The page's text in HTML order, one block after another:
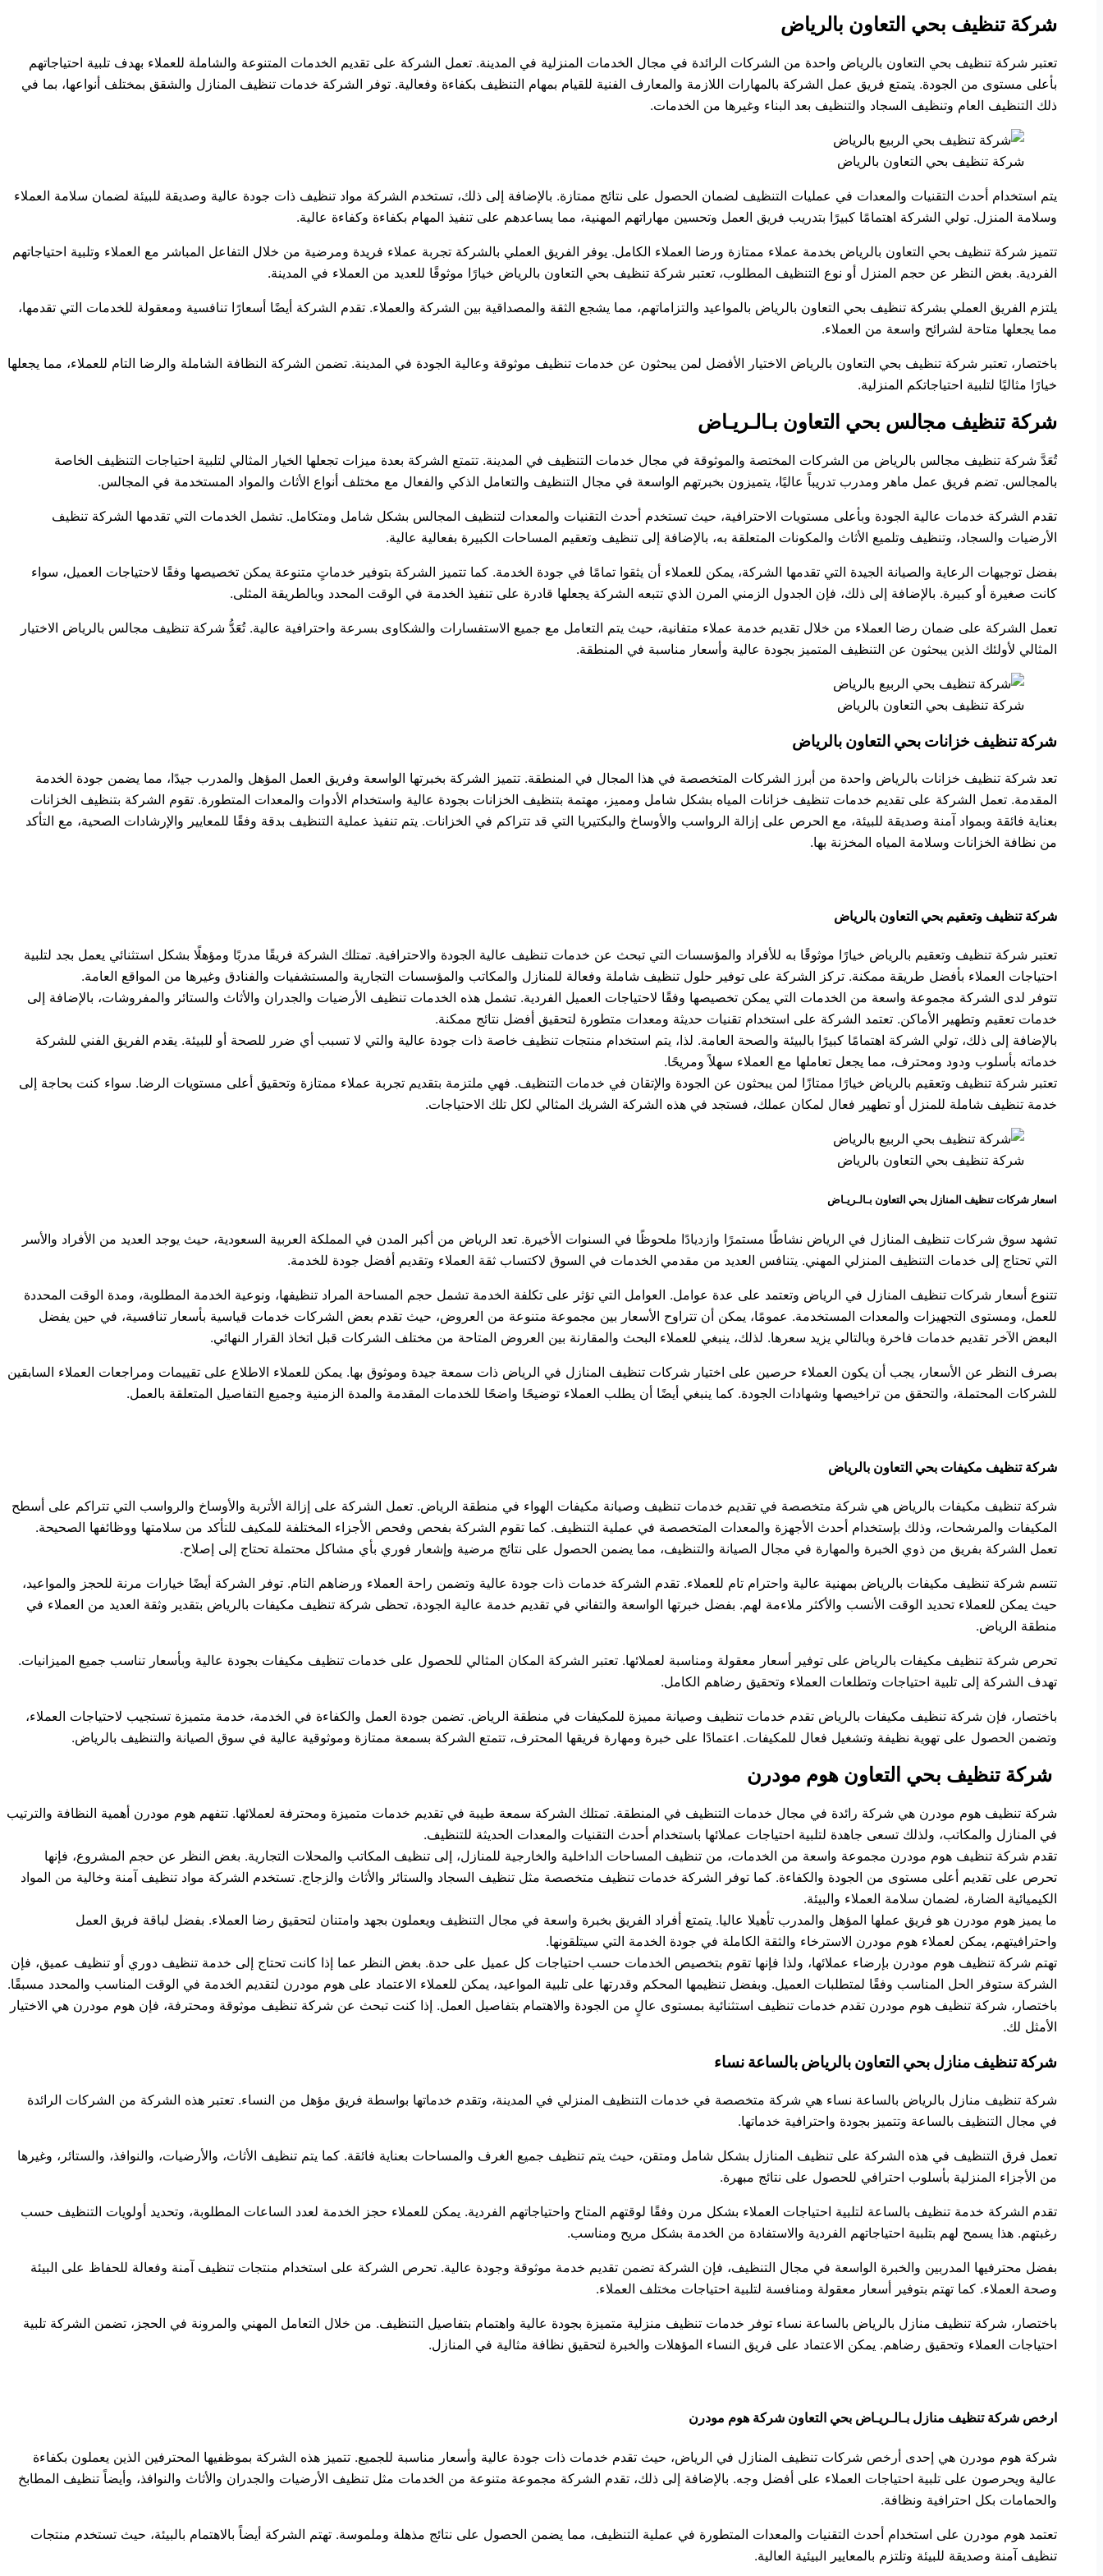
شركة تنظيف بحي التعاون بالرياض
تعتبر شركة تنظيف بحي التعاون بالرياض واحدة من الشركات الرائدة في مجال الخدمات المنزلية في المدينة. تعمل الشركة على تقديم الخدمات المتنوعة والشاملة للعملاء بهدف تلبية احتياجاتهم
بأعلى مستوى من الجودة. يتمتع فريق عمل الشركة بالمهارات اللازمة والمعارف الفنية للقيام بمهام التنظيف بكفاءة وفعالية. توفر الشركة خدمات تنظيف المنازل والشقق بمختلف أنواعها، بما في
ذلك التنظيف العام وتنظيف السجاد والتنظيف بعد البناء وغيرها من الخدمات.
شركة تنظيف بحي التعاون بالرياض
يتم استخدام أحدث التقنيات والمعدات في عمليات التنظيف لضمان الحصول على نتائج ممتازة. بالإضافة إلى ذلك، تستخدم الشركة مواد تنظيف ذات جودة عالية وصديقة للبيئة لضمان سلامة العملاء
وسلامة المنزل. تولي الشركة اهتمامًا كبيرًا بتدريب فريق العمل وتحسين مهاراتهم المهنية، مما يساعدهم على تنفيذ المهام بكفاءة وكفاءة عالية.
تتميز شركة تنظيف بحي التعاون بالرياض بخدمة عملاء ممتازة ورضا العملاء الكامل. يوفر الفريق العملي بالشركة تجربة عملاء فريدة ومرضية من خلال التفاعل المباشر مع العملاء وتلبية احتياجاتهم
الفردية. بغض النظر عن حجم المنزل أو نوع التنظيف المطلوب، تعتبر شركة تنظيف بحي التعاون بالرياض خيارًا موثوقًا للعديد من العملاء في المدينة.
يلتزم الفريق العملي بشركة تنظيف بحي التعاون بالرياض بالمواعيد والتزاماتهم، مما يشجع الثقة والمصداقية بين الشركة والعملاء. تقدم الشركة أيضًا أسعارًا تنافسية ومعقولة للخدمات التي تقدمها،
مما يجعلها متاحة لشرائح واسعة من العملاء.
باختصار، تعتبر شركة تنظيف بحي التعاون بالرياض الاختيار الأفضل لمن يبحثون عن خدمات تنظيف موثوقة وعالية الجودة في المدينة. تضمن الشركة النظافة الشاملة والرضا التام للعملاء، مما يجعلها
خيارًا مثاليًا لتلبية احتياجاتكم المنزلية.
شركة تنظيف مجالس بحي التعاون بـالـريـاض
تُعَدَّ شركة تنظيف مجالس بالرياض من الشركات المختصة والموثوقة في مجال خدمات التنظيف في المدينة. تتمتع الشركة بعدة ميزات تجعلها الخيار المثالي لتلبية احتياجات التنظيف الخاصة
بالمجالس. تضم فريق عمل ماهر ومدرب تدريباً عاليًا، يتميزون بخبرتهم الواسعة في مجال التنظيف والتعامل الذكي والفعال مع مختلف أنواع الأثاث والمواد المستخدمة في المجالس.
تقدم الشركة خدمات عالية الجودة وبأعلى مستويات الاحترافية، حيث تستخدم أحدث التقنيات والمعدات لتنظيف المجالس بشكل شامل ومتكامل. تشمل الخدمات التي تقدمها الشركة تنظيف
الأرضيات والسجاد، وتنظيف وتلميع الأثاث والمكونات المتعلقة به، بالإضافة إلى تنظيف وتعقيم المساحات الكبيرة بفعالية عالية.
بفضل توجيهات الرعاية والصيانة الجيدة التي تقدمها الشركة، يمكن للعملاء أن يثقوا تمامًا في جودة الخدمة. كما تتميز الشركة بتوفير خدماتٍ متنوعة يمكن تخصيصها وفقًا لاحتياجات العميل، سواء
كانت صغيرة أو كبيرة. بالإضافة إلى ذلك، فإن الجدول الزمني المرن الذي تتبعه الشركة يجعلها قادرة على تنفيذ الخدمة في الوقت المحدد وبالطريقة المثلى.
تعمل الشركة على ضمان رضا العملاء من خلال تقديم خدمة عملاء متفانية، حيث يتم التعامل مع جميع الاستفسارات والشكاوى بسرعة واحترافية عالية. تُعَدُّ شركة تنظيف مجالس بالرياض الاختيار
المثالي لأولئك الذين يبحثون عن التنظيف المتميز بجودة عالية وأسعار مناسبة في المنطقة.
شركة تنظيف بحي التعاون بالرياض
شركة تنظيف خزانات بحي التعاون بالرياض
تعد شركة تنظيف خزانات بالرياض واحدة من أبرز الشركات المتخصصة في هذا المجال في المنطقة. تتميز الشركة بخبرتها الواسعة وفريق العمل المؤهل والمدرب جيدًا، مما يضمن جودة الخدمة
المقدمة. تعمل الشركة على تقديم خدمات تنظيف خزانات المياه بشكل شامل ومميز، مهتمة بتنظيف الخزانات بجودة عالية واستخدام الأدوات والمعدات المتطورة. تقوم الشركة بتنظيف الخزانات
بعناية فائقة وبمواد آمنة وصديقة للبيئة، مع الحرص على إزالة الرواسب والأوساخ والبكتيريا التي قد تتراكم في الخزانات. يتم تنفيذ عملية التنظيف بدقة وفقًا للمعايير والإرشادات الصحية، مع التأكد
من نظافة الخزانات وسلامة المياه المخزنة بها.
شركة تنظيف وتعقيم بحي التعاون بالرياض
تعتبر شركة تنظيف وتعقيم بالرياض خيارًا موثوقًا به للأفراد والمؤسسات التي تبحث عن خدمات تنظيف عالية الجودة والاحترافية. تمتلك الشركة فريقًا مدربًا ومؤهلًا بشكل استثنائي يعمل بجد لتلبية
احتياجات العملاء بأفضل طريقة ممكنة. تركز الشركة على توفير حلول تنظيف شاملة وفعالة للمنازل والمكاتب والمؤسسات التجارية والمستشفيات والفنادق وغيرها من المواقع العامة.
تتوفر لدى الشركة مجموعة واسعة من الخدمات التي يمكن تخصيصها وفقًا لاحتياجات العميل الفردية. تشمل هذه الخدمات تنظيف الأرضيات والجدران والأثاث والستائر والمفروشات، بالإضافة إلى
خدمات تعقيم وتطهير الأماكن. تعتمد الشركة على استخدام تقنيات حديثة ومعدات متطورة لتحقيق أفضل نتائج ممكنة.
بالإضافة إلى ذلك، تولي الشركة اهتمامًا كبيرًا بالبيئة والصحة العامة. لذا، يتم استخدام منتجات تنظيف خاصة ذات جودة عالية والتي لا تسبب أي ضرر للصحة أو للبيئة. يقدم الفريق الفني للشركة
خدماته بأسلوب ودود ومحترف، مما يجعل تعاملها مع العملاء سهلاً ومريحًا.
تعتبر شركة تنظيف وتعقيم بالرياض خيارًا ممتازًا لمن يبحثون عن الجودة والإتقان في خدمات التنظيف. فهي ملتزمة بتقديم تجربة عملاء ممتازة وتحقيق أعلى مستويات الرضا. سواء كنت بحاجة إلى
خدمة تنظيف شاملة للمنزل أو تطهير فعال لمكان عملك، فستجد في هذه الشركة الشريك المثالي لكل تلك الاحتياجات.
شركة تنظيف بحي التعاون بالرياض
اسعار شركات تنظيف المنازل بحي التعاون بـالـريـاض
تشهد سوق شركات تنظيف المنازل في الرياض نشاطًا مستمرًا وازديادًا ملحوظًا في السنوات الأخيرة. تعد الرياض من أكبر المدن في المملكة العربية السعودية، حيث يوجد العديد من الأفراد والأسر
التي تحتاج إلى خدمات التنظيف المنزلي المهني. يتنافس العديد من مقدمي الخدمات في السوق لاكتساب ثقة العملاء وتقديم أفضل جودة للخدمة.
تتنوع أسعار شركات تنظيف المنازل في الرياض وتعتمد على عدة عوامل. العوامل التي تؤثر على تكلفة الخدمة تشمل حجم المساحة المراد تنظيفها، ونوعية الخدمة المطلوبة، ومدة الوقت المحددة
للعمل، ومستوى التجهيزات والمعدات المستخدمة. عمومًا، يمكن أن تتراوح الأسعار بين مجموعة متنوعة من العروض، حيث تقدم بعض الشركات خدمات قياسية بأسعار تنافسية، في حين يفضل
البعض الآخر تقديم خدمات فاخرة وبالتالي يزيد سعرها. لذلك، ينبغي للعملاء البحث والمقارنة بين العروض المتاحة من مختلف الشركات قبل اتخاذ القرار النهائي.
بصرف النظر عن الأسعار، يجب أن يكون العملاء حرصين على اختيار شركات تنظيف المنازل في الرياض ذات سمعة جيدة وموثوق بها. يمكن للعملاء الاطلاع على تقييمات ومراجعات العملاء السابقين
للشركات المحتملة، والتحقق من تراخيصها وشهادات الجودة. كما ينبغي أيضًا أن يطلب العملاء توضيحًا واضحًا للخدمات المقدمة والمدة الزمنية وجميع التفاصيل المتعلقة بالعمل.
شركة تنظيف مكيفات بحي التعاون بالرياض
شركة تنظيف مكيفات بالرياض هي شركة متخصصة في تقديم خدمات تنظيف وصيانة مكيفات الهواء في منطقة الرياض. تعمل الشركة على إزالة الأتربة والأوساخ والرواسب التي تتراكم على أسطح
المكيفات والمرشحات، وذلك بإستخدام أحدث الأجهزة والمعدات المتخصصة في عملية التنظيف. كما تقوم الشركة بفحص وفحص الأجزاء المختلفة للمكيف للتأكد من سلامتها ووظائفها الصحيحة.
تعمل الشركة بفريق من ذوي الخبرة والمهارة في مجال الصيانة والتنظيف، مما يضمن الحصول على نتائج مرضية وإشعار فوري بأي مشاكل محتملة تحتاج إلى إصلاح.
تتسم شركة تنظيف مكيفات بالرياض بمهنية عالية واحترام تام للعملاء. تقدم الشركة خدمات ذات جودة عالية وتضمن راحة العملاء ورضاهم التام. توفر الشركة أيضًا خيارات مرنة للحجز والمواعيد،
حيث يمكن للعملاء تحديد الوقت الأنسب والأكثر ملاءمة لهم. بفضل خبرتها الواسعة والتفاني في تقديم خدمة عالية الجودة، تحظى شركة تنظيف مكيفات بالرياض بتقدير وثقة العديد من العملاء في
منطقة الرياض.
تحرص شركة تنظيف مكيفات بالرياض على توفير أسعار معقولة ومناسبة لعملائها. تعتبر الشركة المكان المثالي للحصول على خدمات تنظيف مكيفات بجودة عالية وبأسعار تناسب جميع الميزانيات.
تهدف الشركة إلى تلبية احتياجات وتطلعات العملاء وتحقيق رضاهم الكامل.
باختصار، فإن شركة تنظيف مكيفات بالرياض تقدم خدمات تنظيف وصيانة مميزة للمكيفات في منطقة الرياض. تضمن جودة العمل والكفاءة في الخدمة، خدمة متميزة تستجيب لاحتياجات العملاء،
وتضمن الحصول على تهوية نظيفة وتشغيل فعال للمكيفات. اعتمادًا على خبرة ومهارة فريقها المحترف، تتمتع الشركة بسمعة ممتازة وموثوقية عالية في سوق الصيانة والتنظيف بالرياض.
شركة تنظيف بحي التعاون هوم مودرن
شركة تنظيف هوم مودرن هي شركة رائدة في مجال خدمات التنظيف في المنطقة. تمتلك الشركة سمعة طيبة في تقديم خدمات متميزة ومحترفة لعملائها. تتفهم هوم مودرن أهمية النظافة والترتيب
في المنازل والمكاتب، ولذلك تسعى جاهدة لتلبية احتياجات عملائها باستخدام أحدث التقنيات والمعدات الحديثة للتنظيف.
تقدم شركة تنظيف هوم مودرن مجموعة واسعة من الخدمات، من تنظيف المساحات الداخلية والخارجية للمنازل، إلى تنظيف المكاتب والمحلات التجارية. بغض النظر عن حجم المشروع، فإنها
تحرص على تقديم أعلى مستوى من الجودة والكفاءة. كما توفر الشركة خدمات تنظيف متخصصة مثل تنظيف السجاد والستائر والأثاث والزجاج. تستخدم الشركة مواد تنظيف آمنة وخالية من المواد
الكيميائية الضارة، لضمان سلامة العملاء والبيئة.
ما يميز هوم مودرن هو فريق عملها المؤهل والمدرب تأهيلا عاليا. يتمتع أفراد الفريق بخبرة واسعة في مجال التنظيف ويعملون بجهد وامتنان لتحقيق رضا العملاء. بفضل لباقة فريق العمل
واحترافيتهم، يمكن لعملاء هوم مودرن الاسترخاء والثقة الكاملة في جودة الخدمة التي سيتلقونها.
تهتم شركة تنظيف هوم مودرن بإرضاء عملائها، ولذا فإنها تقوم بتخصيص الخدمات حسب احتياجات كل عميل على حدة. بغض النظر عما إذا كانت تحتاج إلى خدمة تنظيف دوري أو تنظيف عميق، فإن
الشركة ستوفر الحل المناسب وفقًا لمتطلبات العميل. وبفضل تنظيمها المحكم وقدرتها على تلبية المواعيد، يمكن للعملاء الاعتماد على هوم مودرن لتقديم الخدمة في الوقت المناسب والمحدد مسبقًا.
باختصار، شركة تنظيف هوم مودرن تقدم خدمات تنظيف استثنائية بمستوى عالٍ من الجودة والاهتمام بتفاصيل العمل. إذا كنت تبحث عن شركة تنظيف موثوقة ومحترفة، فإن هوم مودرن هي الاختيار
الأمثل لك.
شركة تنظيف منازل بحي التعاون بالرياض بالساعة نساء
شركة تنظيف منازل بالرياض بالساعة نساء هي شركة متخصصة في خدمات التنظيف المنزلي في المدينة، وتقدم خدماتها بواسطة فريق مؤهل من النساء. تعتبر هذه الشركة من الشركات الرائدة
في مجال التنظيف بالساعة وتتميز بجودة واحترافية خدماتها.
تعمل فرق التنظيف في هذه الشركة على تنظيف المنازل بشكل شامل ومتقن، حيث يتم تنظيف جميع الغرف والمساحات بعناية فائقة. كما يتم تنظيف الأثاث، والأرضيات، والنوافذ، والستائر، وغيرها
من الأجزاء المنزلية بأسلوب احترافي للحصول على نتائج مبهرة.
تقدم الشركة خدمة تنظيف بالساعة لتلبية احتياجات العملاء بشكل مرن وفقًا لوقتهم المتاح واحتياجاتهم الفردية. يمكن للعملاء حجز الخدمة لعدد الساعات المطلوبة، وتحديد أولويات التنظيف حسب
رغبتهم. هذا يسمح لهم بتلبية احتياجاتهم الفردية والاستفادة من الخدمة بشكل مريح ومناسب.
بفضل محترفيها المدربين والخبرة الواسعة في مجال التنظيف، فإن الشركة تضمن تقديم خدمة موثوقة وجودة عالية. تحرص الشركة على استخدام منتجات تنظيف آمنة وفعالة للحفاظ على البيئة
وصحة العملاء. كما تهتم بتوفير أسعار معقولة ومنافسة لتلبية احتياجات مختلف العملاء.
باختصار، شركة تنظيف منازل بالرياض بالساعة نساء توفر خدمات تنظيف منزلية متميزة بجودة عالية واهتمام بتفاصيل التنظيف. من خلال التعامل المهني والمرونة في الحجز، تضمن الشركة تلبية
احتياجات العملاء وتحقيق رضاهم. يمكن الاعتماد على فريق النساء المؤهلات والخبرة لتحقيق نظافة مثالية في المنازل.
ارخص شركة تنظيف منازل بـالـريـاض بحي التعاون شركة هوم مودرن
شركة هوم مودرن هي إحدى أرخص شركات تنظيف المنازل في الرياض، حيث تقدم خدمات ذات جودة عالية وأسعار مناسبة للجميع. تتميز هذه الشركة بموظفيها المحترفين الذين يعملون بكفاءة
عالية ويحرصون على تلبية احتياجات العملاء على أفضل وجه. بالإضافة إلى ذلك، تقدم الشركة مجموعة متنوعة من الخدمات مثل تنظيف الأرضيات والجدران والأثاث والنوافذ، وأيضاً تنظيف المطابخ
والحمامات بكل احترافية ونظافة.
تعتمد هوم مودرن على استخدام أحدث التقنيات والمعدات المتطورة في عملية التنظيف، مما يضمن الحصول على نتائج مذهلة وملموسة. تهتم الشركة أيضاً بالاهتمام بالبيئة، حيث تستخدم منتجات
تنظيف آمنة وصديقة للبيئة وتلتزم بالمعايير البيئية العالية.